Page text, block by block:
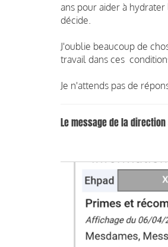
ans pour aider à
décide.
J'oublie beaucoup de
travail dans ces
Je n'attends pas de
Le message de la